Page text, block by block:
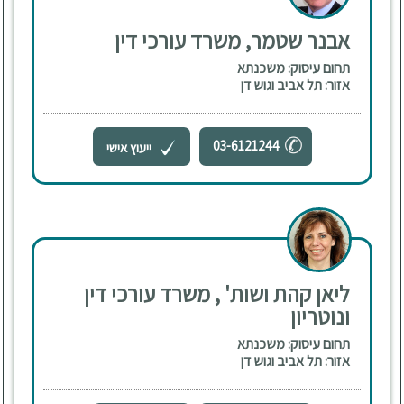
אבנר שטמר, משרד עורכי דין
תחום עיסוק: משכנתא
אזור: תל אביב וגוש דן
03-6121244 ייעוץ אישי
ליאן קהת ושות' , משרד עורכי דין
ונוטריון
תחום עיסוק: משכנתא
אזור: תל אביב וגוש דן